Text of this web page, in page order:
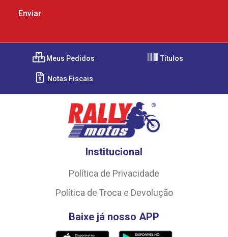
Meus Pedidos Títulos
Notas Fiscais
Institucional
Política de Privacidade
Política de Troca e Devolução
Baixe já nosso APP